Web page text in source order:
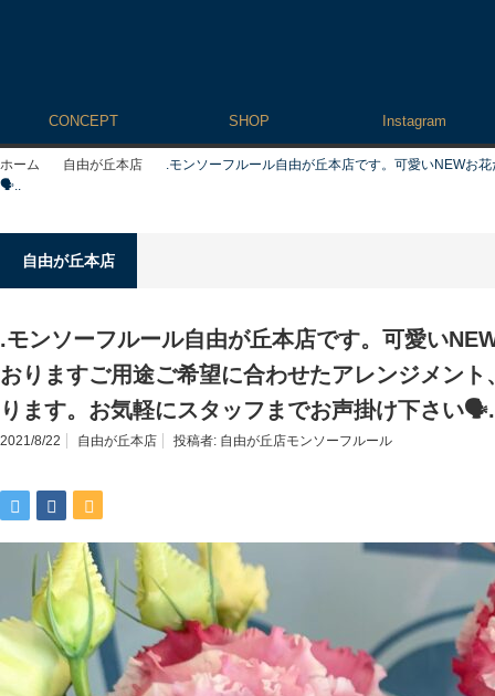
CONCEPT SHOP Instagram
ホーム 自由が丘本店
.モンソーフルール自由が丘本店です。可愛いNEWお
🗣..
自由が丘本店
.モンソーフルール自由が丘本店です。可愛い
おりますご用途ご希望に合わせたアレンジメン
ります。お気軽にスタッフまでお声掛け下さい
2021/8/22 自由が丘本店 投稿者: 自由が丘店モンソーフルール